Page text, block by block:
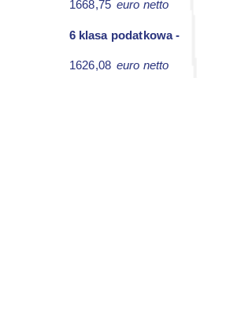
1668,75 euro netto
6 klasa podatkowa -
1626,08 euro netto